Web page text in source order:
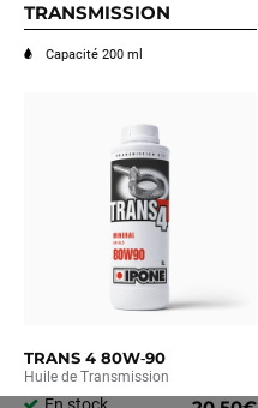
TRANSMISSION
Capacité 200 ml
TRANS 4 80W‑90
Huile de Transmission